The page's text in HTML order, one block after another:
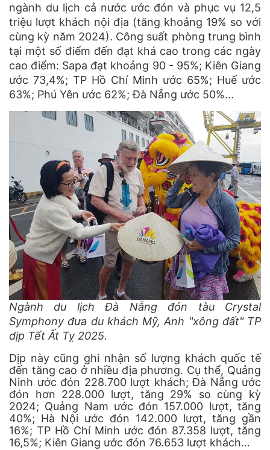
ngành du lịch cả nước ước đón và phục vụ 12,5
triệu lượt khách nội địa (tăng khoảng 19% so với
cùng kỳ năm 2024). Công suất phòng trung bình
tại một số điểm đến đạt khá cao trong các ngày
cao điểm: Sapa đạt khoảng 90 - 95%; Kiên Giang
ước 73,4%; TP Hồ Chí Minh ước 65%; Huế ước
63%; Phú Yên ước 62%; Đà Nẵng ước 50%...
Ngành du lịch Đà Nẵng đón tàu Crystal
Symphony đưa du khách Mỹ, Anh "xông đất" TP
dịp Tết Ất Tỵ 2025.
Dịp này cũng ghi nhận số lượng khách quốc tế
đến tăng cao ở nhiều địa phương. Cụ thể, Quảng
Ninh ước đón 228.700 lượt khách; Đà Nẵng ước
đón hơn 228.000 lượt, tăng 29% so cùng kỳ
2024; Quảng Nam ước đón 157.000 lượt, tăng
40%; Hà Nội ước đón 142.000 lượt, tăng gần
16%; TP Hồ Chí Minh ước đón 87.358 lượt, tăng
16,5%; Kiên Giang ước đón 76.653 lượt khách…